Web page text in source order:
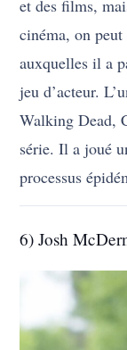
et des films,
cinéma, on
auxquelles il a
jeu d’acteur.
Walking Dead,
série. Il a joué
processus
6) Josh